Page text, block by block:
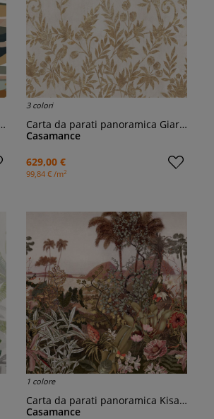
3 colori
Carta da parati panoramica Giardino di Diane
Casamance
629,00 €
99,84 € /m2
1 colore
Carta da parati panoramica Kisama
Casamance